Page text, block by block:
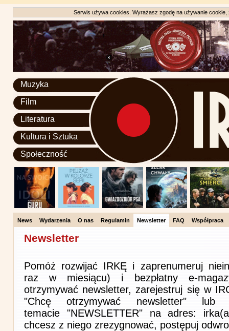
Serwis używa cookies. Wyrażasz zgodę na używanie
Muzyka
Film
Literatura
Kultura i Sztuka
Społeczność
News Wydarzenia O nas Regulamin Newsletter FAQ Współpraca
Newsletter
Pomóż rozwijać IRKĘ i zaprenumeruj
raz w miesiącu) i bezpłatny e-
otrzymywać newsletter, zarejestruj się w
"Chcę otrzymywać newsletter"
temacie "NEWSLETTER" na adres:
chcesz z niego zrezygnować, postępuj